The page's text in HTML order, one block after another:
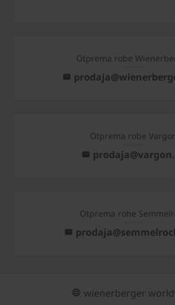
Otprema robe
Otprema robe
Otprema robe
wienerberger